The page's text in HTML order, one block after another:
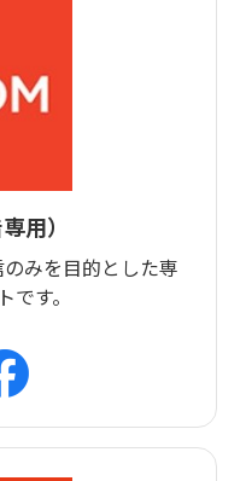
用）
みを目的とした専
す。